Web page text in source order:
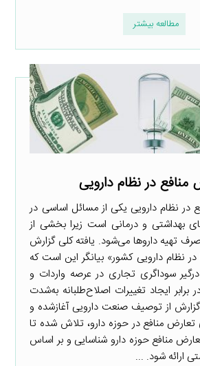
مطالعه بیشتر
منافع در نظام دارویی
در نظام دارویی یکی از مسائل اساسی در
بهداشتی و درمانی است زیرا بخشی از
تهیه داروها می‌شود. یافته کلی گزارش
نظام دارویی کشور» بیانگر این است که
سوداگری تجاری در عرصه واردات و
ایجاد تغییرات اصلاح‌طلبانه به‌شدت
از توصیف صنعت دارویی آغازشده و
منافع در حوزه دارو، تلاش شده تا
منافع حوزه دارو شناسایی و بر اساس
ارائه شود. ...